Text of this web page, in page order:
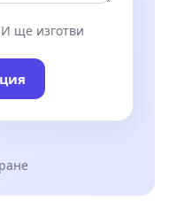
ще изготви